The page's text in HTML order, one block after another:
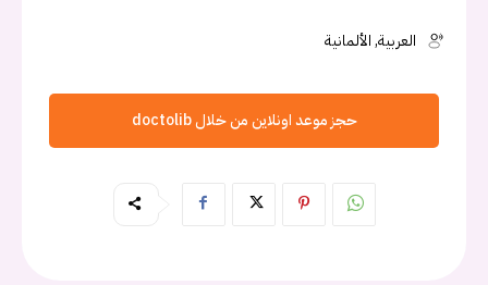
العربية, الألمانية
حجز موعد اونلاين من خلال doctolib